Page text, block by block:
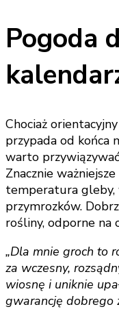
Pogoda
Chociaż
przypada od końca
warto
Znacznie
temperatura
przymrozków.
rośliny, odporne na
„Dla mnie groch to
za wczesny,
wiosnę i uniknie
gwarancję dobrego